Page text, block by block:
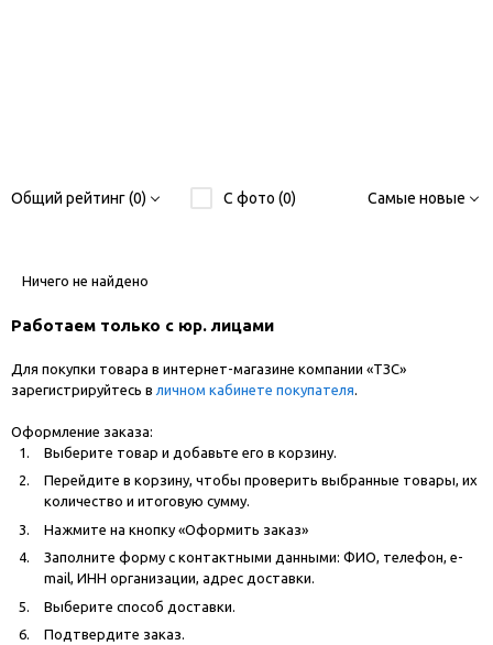
Общий рейтинг (0) С фото (0) Самые новые
Ничего не найдено
Работаем только с юр. лицами
Для покупки товара в интернет-магазине компании «ТЗС»
зарегистрируйтесь в личном кабинете покупателя
Оформление заказа:
Выберите товар и добавьте его в корзину.
Перейдите в корзину, чтобы проверить выбранные товары, их
количество и итоговую сумму.
Нажмите на кнопку «Оформить заказ»
Заполните форму с контактными данными: ФИО, телефон, e-
mail, ИНН организации, адрес доставки.
Выберите способ доставки.
Подтвердите заказ.